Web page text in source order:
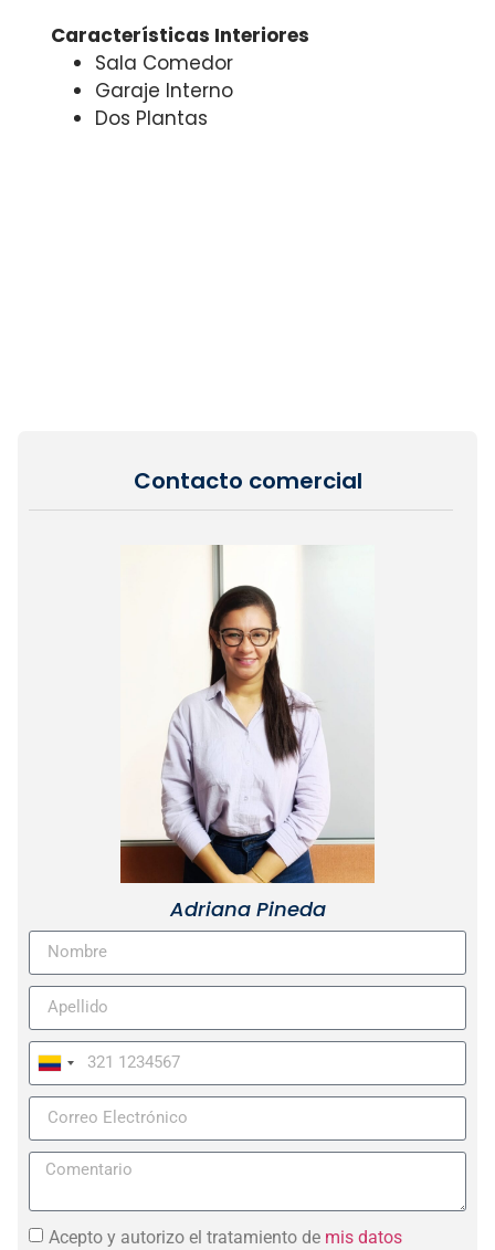
Características Interiores
Sala Comedor
Garaje Interno
Dos Plantas
Contacto comercial
Adriana Pineda
Colombia
+57
Acepto y autorizo el tratamiento de mis datos